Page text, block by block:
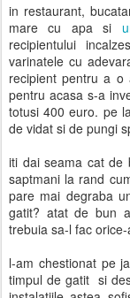
in restaurant,
mare cu apa si
recipientului
varinatele cu
recipient pentru a o
pentru acasa s-a
totusi 400 euro. pe
de vidat si de pungi
iti dai seama cat de
saptmani la rand
pare mai degraba
gatit? atat de bun
trebuia sa-l fac
l-am chestionat pe
timpul de gatit si